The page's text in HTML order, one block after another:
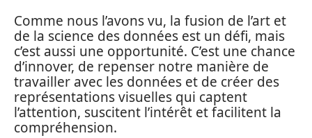
Comme nous l’avons vu, la fusion de l’art et
de la science des données est un défi, mais
c’est aussi une opportunité. C’est une chance
d’innover, de repenser notre manière de
travailler avec les données et de créer des
représentations visuelles qui captent
l’attention, suscitent l’intérêt et facilitent la
compréhension.